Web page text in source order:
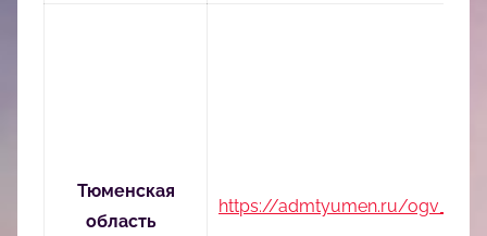
Тюменская
область
https://admtyumen.ru/ogv_ru/